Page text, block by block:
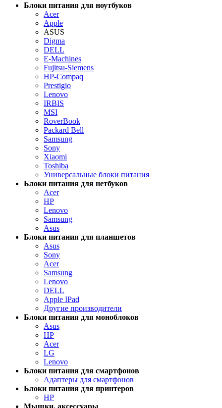
Блоки питания для ноутбуков
Acer
Apple
ASUS
Digma
DELL
E-Machines
Fujitsu-Siemens
HP-Compaq
Prestigio
Lenovo
IRBIS
MSI
RoverBook
Packard Bell
Samsung
Sony
Xiaomi
Toshiba
Универсальные блоки питания
Блоки питания для нетбуков
Acer
HP
Lenovo
Samsung
Asus
Блоки питания для планшетов
Asus
Sony
Acer
Samsung
Lenovo
DELL
Apple IPad
Другие производители
Блоки питания для моноблоков
Asus
HP
Acer
LG
Lenovo
Блоки питания для смартфонов
Адаптеры для смартфонов
Блоки питания для принтеров
HP
Мышки, аксессуары